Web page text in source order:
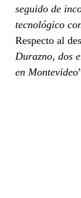
seguido de
tecnológico
Respecto al
Durazno, dos
en Montevideo